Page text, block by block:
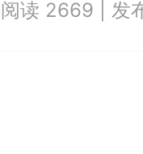
阅读 2669 发